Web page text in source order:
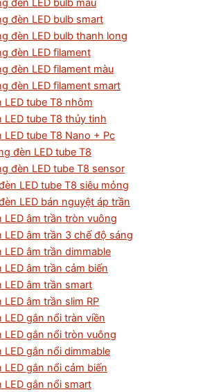
đèn LED bulb màu
đèn LED bulb smart
đèn LED bulb thanh long
đèn LED filament
đèn LED filament màu
đèn LED filament smart
LED tube T8 nhôm
LED tube T8 thủy tinh
LED tube T8 Nano + Pc
đèn LED tube T8
đèn LED tube T8 sensor
LED tube T8 siêu mỏng
LED bán nguyệt áp trần
LED âm trần tròn vuông
LED âm trần 3 chế độ sáng
LED âm trần dimmable
LED âm trần cảm biến
LED âm trần smart
LED âm trần slim RP
LED gắn nổi tràn viền
LED gắn nổi tròn vuông
LED gắn nổi dimmable
LED gắn nổi cảm biến
LED gắn nổi smart